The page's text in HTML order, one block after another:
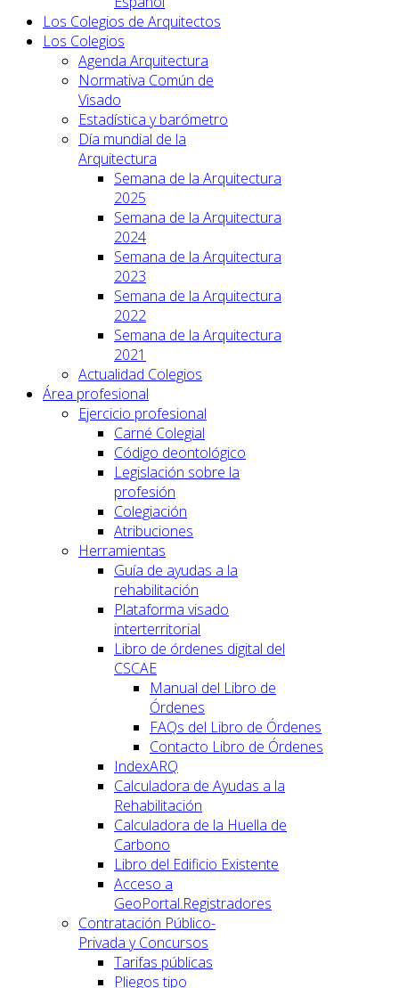
Los Colegios de Arquitectos
Los Colegios
Agenda Arquitectura
Normativa Común de
Visado
Estadística y barómetro
Día mundial de la
Arquitectura
Semana de la Arquitectura
2025
Semana de la Arquitectura
2024
Semana de la Arquitectura
2023
Semana de la Arquitectura
2022
Semana de la Arquitectura
2021
Actualidad Colegios
Área profesional
Ejercicio profesional
Carné Colegial
Código deontológico
Legislación sobre la
profesión
Colegiación
Atribuciones
Herramientas
Guía de ayudas a la
rehabilitación
Plataforma visado
interterritorial
Libro de órdenes digital del
CSCAE
Manual del Libro de
Órdenes
FAQs del Libro de Órdenes
Contacto Libro de Órdenes
IndexARQ
Calculadora de Ayudas a la
Rehabilitación
Calculadora de la Huella de
Carbono
Libro del Edificio Existente
Acceso a
GeoPortal.Registradores
Contratación Público-
Privada y Concursos
Tarifas públicas
Pliegos tipo